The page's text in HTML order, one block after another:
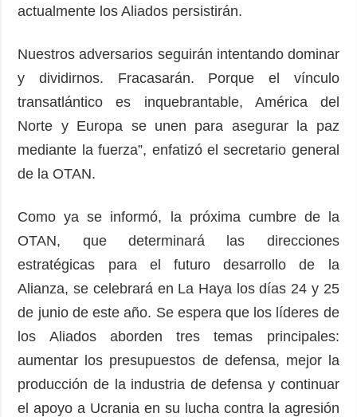
actualmente los Aliados persistirán.
Nuestros adversarios seguirán intentando dominar
y dividirnos. Fracasarán. Porque el vínculo
transatlántico es inquebrantable, América del
Norte y Europa se unen para asegurar la paz
mediante la fuerza”, enfatizó el secretario general
de la OTAN.
Como ya se informó, la próxima cumbre de la
OTAN, que determinará las direcciones
estratégicas para el futuro desarrollo de la
Alianza, se celebrará en La Haya los días 24 y 25
de junio de este año. Se espera que los líderes de
los Aliados aborden tres temas principales:
aumentar los presupuestos de defensa, mejor la
producción de la industria de defensa y continuar
el apoyo a Ucrania en su lucha contra la agresión